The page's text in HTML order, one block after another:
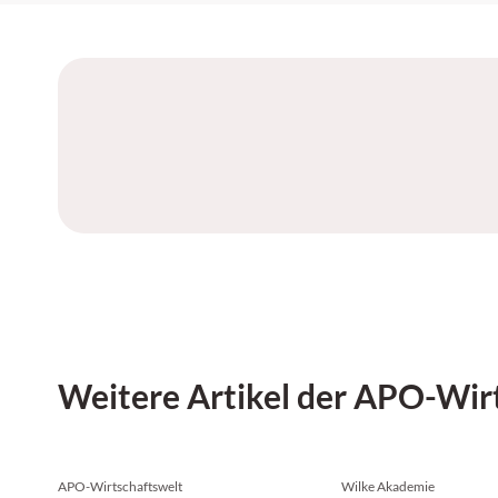
Weitere Artikel der APO-
APO-Wirtschaftswelt Wilke Akademie